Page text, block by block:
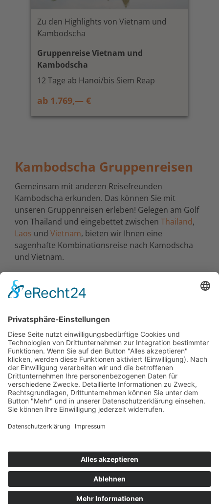
Zu den Highlights von Vietnam und
Kambodscha
Gruppenreise Vietnam und
Kambodscha
12 Tage ab Hanoi/bis Siem Reap
ab 1.769,— €
Kambodscha Gruppenreisen
Gemeinsam mit anderen Reisefreunden
Kambodscha erkunden. Das können Sie mit
unseren Gruppenreisen erleben! Gelegen am Golf
von Thailand und eingebettet zwischen Thailand,
Laos und Vietnam, bieten wir Ihnen eine
sagenhafte Kombinationsreise nach Kamodscha
und Vietnam.
größten See Kambodschas und ganz Südostasiens,
den Tonle Sap See, Naturschönheiten und das
In Vietnam verbringen Sie zwei Tage an Bord einer
traditionellen Dschunke in der Halong Bucht,
entdecken das kulturelle nationale Erbe Hue,
entspannen in der Hoi An, einer romantischen
Fischerstadt am Meer. Diese und viele weitere
Höhepunkte erwarten Sie auf Ihrer Reise durch
Kambodscha.
Kontakt Newsletter AGB Datenschutz
Cookie Einstellungen